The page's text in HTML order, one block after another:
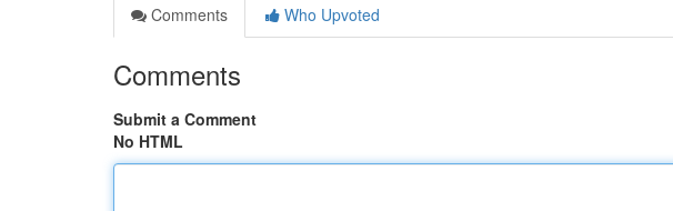
Comments
Who Upvoted
Comments
Submit a Comment
No HTML